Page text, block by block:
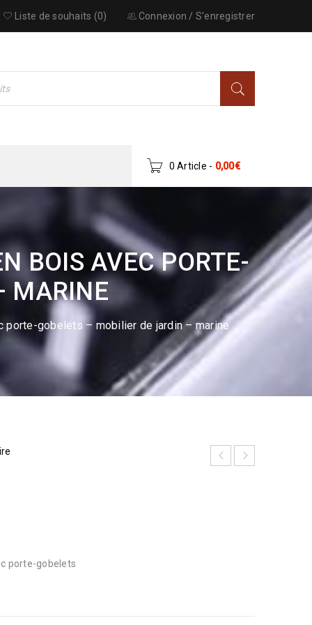
Connexion / S'enregistrer
Liste de souhaits (0)
0 Article - 0,00€
BOIS AVEC PORTE-
MARINE
porte-gobelets – mobilier de jardin – marine
porte-gobelets